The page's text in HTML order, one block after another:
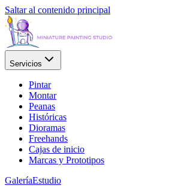
Saltar al contenido principal
Servicios
Pintar
Montar
Peanas
Históricas
Dioramas
Freehands
Cajas de inicio
Marcas y Prototipos
GaleríaEstudio